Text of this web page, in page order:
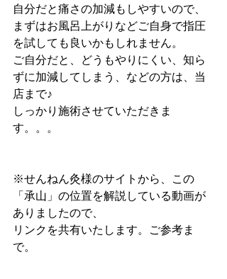
自分だと痛さの加減もしやすいので、
まずはお風呂上がりなどご自身で指圧
を試しても良いかもしれません。
ご自分だと、どうもやりにくい、知ら
ずに加減してしまう、などの方は、当
店まで♪
しっかり施術させていただきま
す。。。
※せんねん灸様のサイトから、この
「承山」の位置を解説している動画が
ありましたので、
リンクを共有いたします。ご参考ま
で。